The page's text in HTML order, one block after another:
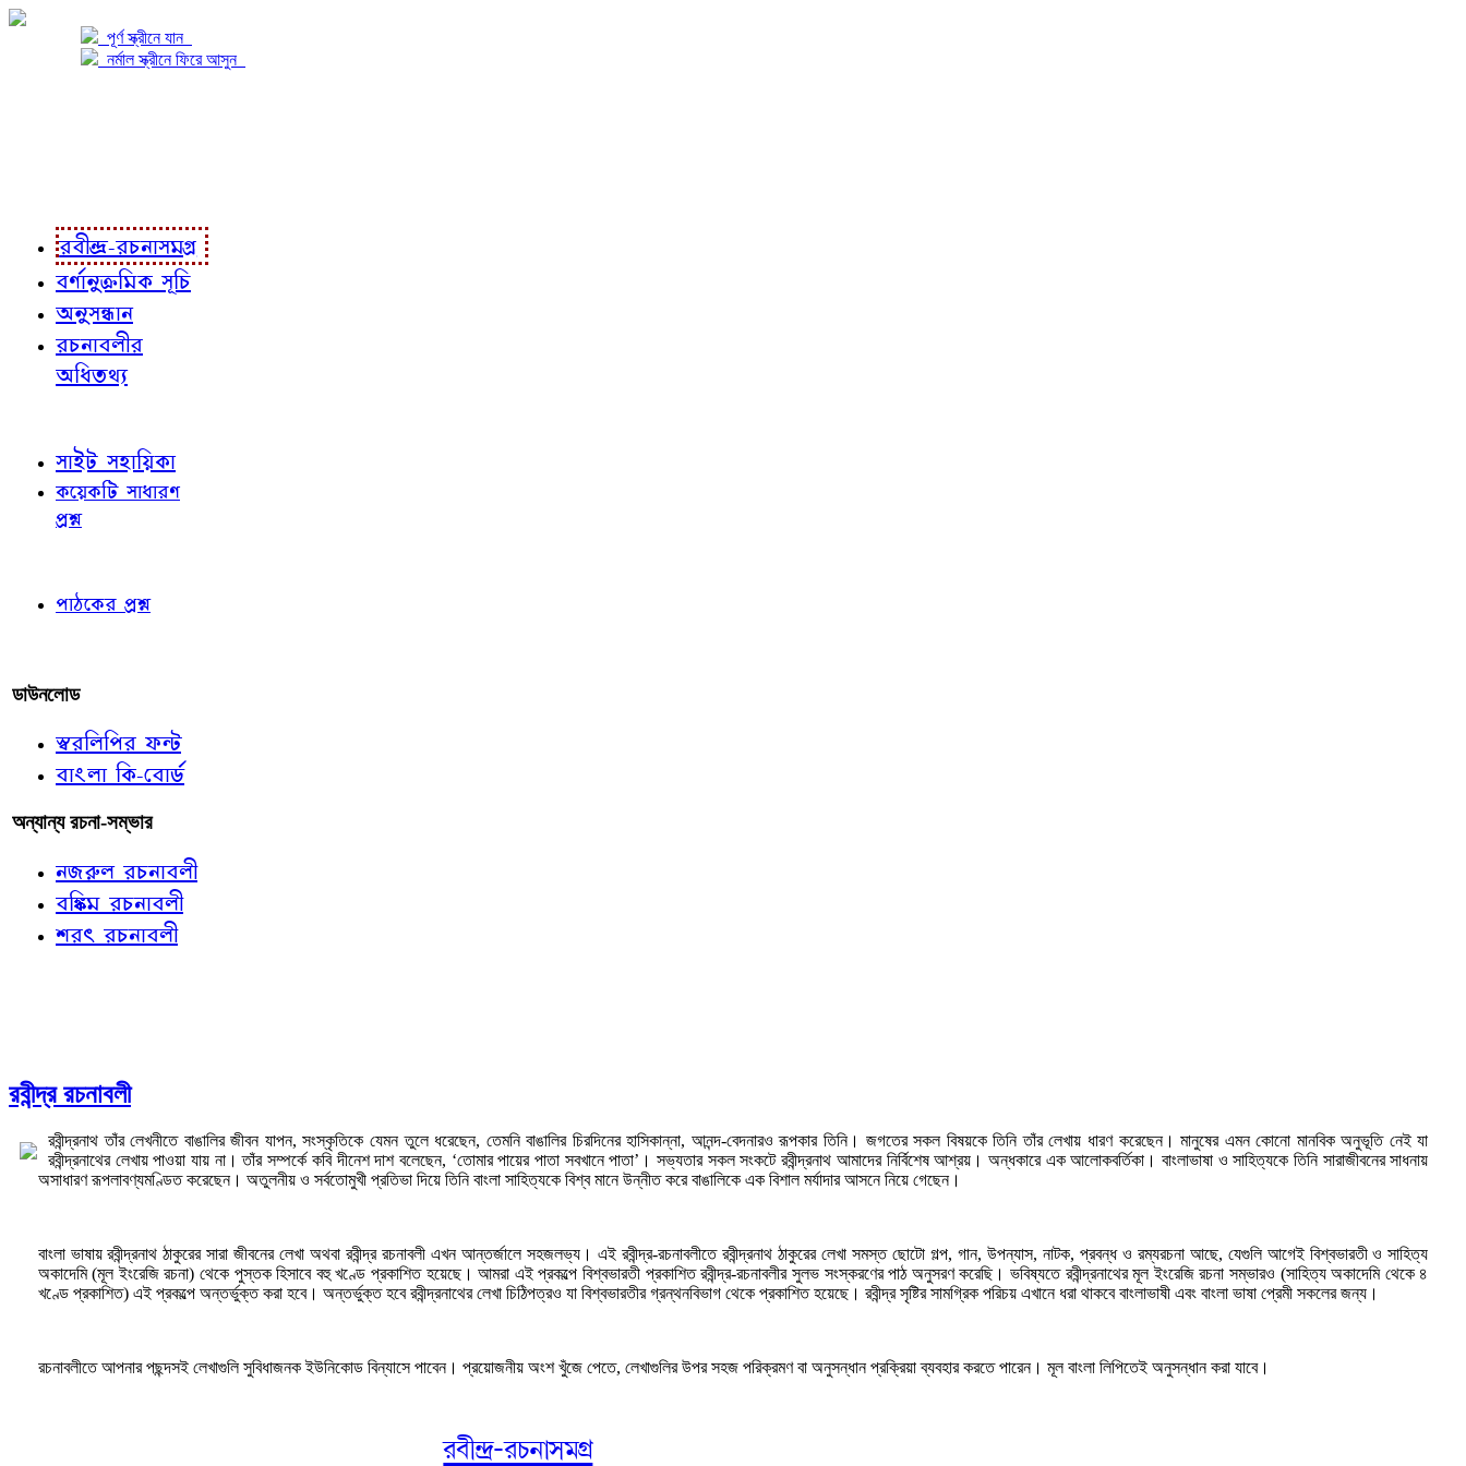
পূর্ণ স্ক্রীনে যান
নর্মাল স্ক্রীনে ফিরে আসুন
রবীন্দ্র-রচনাসমগ্র
বর্ণানুক্রমিক সূচি
অনুসন্ধান
রচনাবলীর
অধিতথ্য
সাইট সহায়িকা
কয়েকটি সাধারণ
প্রশ্ন
পাঠকের প্রশ্ন
ডাউনলোড
স্বরলিপির ফন্ট
বাংলা কি-বোর্ড
অন্যান্য রচনা-সম্ভার
নজরুল রচনাবলী
বঙ্কিম রচনাবলী
শরৎ রচনাবলী
রবীন্দ্র রচনাবলী
রবীন্দ্রনাথ তাঁর লেখনীতে বাঙালির জীবন যাপন, সংস্কৃতিকে যেমন তুলে ধরেছেন, তেমনি বাঙালির চিরদিনের হাসিকান্না, আনন্দ-বেদনারও রূপকার তিনি। জগতের সকল বিষয়কে তিনি তাঁর লেখায় ধারণ করেছেন। মানুষের এমন কোনো মানবিক অনুভূতি নেই যা
রবীন্দ্রনাথের লেখায় পাওয়া যায় না। তাঁর সম্পর্কে কবি দীনেশ দাশ বলেছেন, ‘তোমার পায়ের পাতা সবখানে পাতা’। সভ্যতার সকল সংকটে রবীন্দ্রনাথ আমাদের নির্বিশেষ আশ্রয়। অন্ধকারে এক আলোকবর্তিকা। বাংলাভাষা ও সাহিত্যকে তিনি সারাজীবনের সাধনায়
অসাধারণ রূপলাবণ্যমণ্ডিত করেছেন। অতুলনীয় ও সর্বতোমুখী প্রতিভা দিয়ে তিনি বাংলা সাহিত্যকে বিশ্ব মানে উন্নীত করে বাঙালিকে এক বিশাল মর্যাদার আসনে নিয়ে গেছেন।
বাংলা ভাষায় রবীন্দ্রনাথ ঠাকুরের সারা জীবনের লেখা অথবা রবীন্দ্র রচনাবলী এখন আন্তর্জালে সহজলভ্য। এই রবীন্দ্র-রচনাবলীতে রবীন্দ্রনাথ ঠাকুরের লেখা সমস্ত ছোটো গল্প, গান, উপন্যাস, নাটক, প্রবন্ধ ও রম্যরচনা আছে, যেগুলি আগেই বিশ্বভারতী ও সাহিত্য
অকাদেমি (মূল ইংরেজি রচনা) থেকে পুস্তক হিসাবে বহু খণ্ডে প্রকাশিত হয়েছে। আমরা এই প্রকল্পে বিশ্বভারতী প্রকাশিত রবীন্দ্র-রচনাবলীর সুলভ সংস্করণের পাঠ অনুসরণ করেছি। ভবিষ্যতে রবীন্দ্রনাথের মূল ইংরেজি রচনা সম্ভারও (সাহিত্য অকাদেমি থেকে ৪
খণ্ডে প্রকাশিত) এই প্রকল্পে অন্তর্ভুক্ত করা হবে। অন্তর্ভুক্ত হবে রবীন্দ্রনাথের লেখা চিঠিপত্রও যা বিশ্বভারতীর গ্রন্থনবিভাগ থেকে প্রকাশিত হয়েছে। রবীন্দ্র সৃষ্টির সামগ্রিক পরিচয় এখানে ধরা থাকবে বাংলাভাষী এবং বাংলা ভাষা প্রেমী সকলের জন্য।
রচনাবলীতে আপনার পছন্দসই লেখাগুলি সুবিধাজনক ইউনিকোড বিন্যাসে পাবেন। প্রয়োজনীয় অংশ খুঁজে পেতে, লেখাগুলির উপর সহজ পরিক্রমণ বা অনুসন্ধান প্রক্রিয়া ব্যবহার করতে পারেন। মূল বাংলা লিপিতেই অনুসন্ধান করা যাবে।
রবীন্দ্র-রচনাসমগ্র